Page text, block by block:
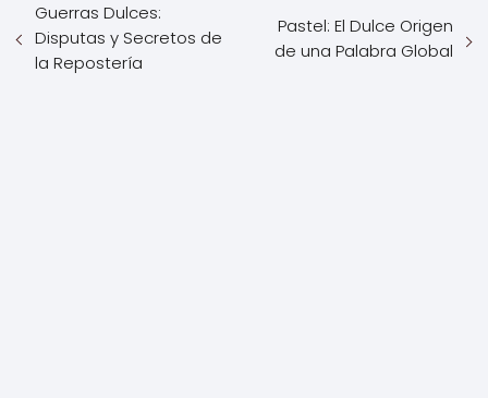
Guerras Dulces:
Disputas y Secretos de
la Repostería
Pastel: El Dulce Origen
de una Palabra Global